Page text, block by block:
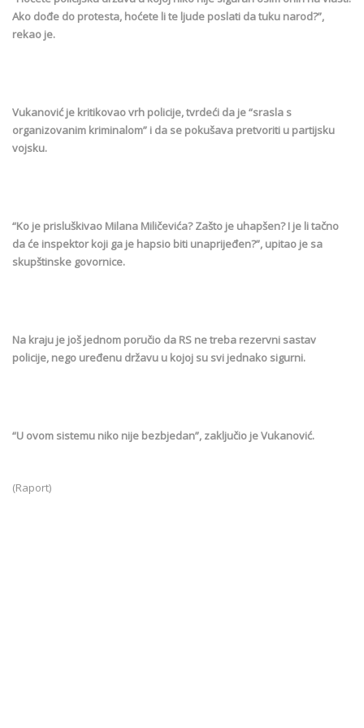
Ako dođe do protesta, hoćete li te ljude poslati da tuku narod?”,
rekao je.
Vukanović je kritikovao vrh policije, tvrdeći da je “srasla s
organizovanim kriminalom” i da se pokušava pretvoriti u partijsku
vojsku.
“Ko je prisluškivao Milana Miličevića? Zašto je uhapšen? I je li tačno
da će inspektor koji ga je hapsio biti unaprijeđen?”, upitao je sa
skupštinske govornice.
Na kraju je još jednom poručio da RS ne treba rezervni sastav
policije, nego uređenu državu u kojoj su svi jednako sigurni.
“U ovom sistemu niko nije bezbjedan”, zaključio je Vukanović.
(Raport)